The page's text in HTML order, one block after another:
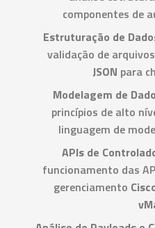
componentes de
Estruturação de
validação de
JSON para
Modelagem de
princípios de alto
linguagem de
APIs de
funcionamento das
gerenciamento